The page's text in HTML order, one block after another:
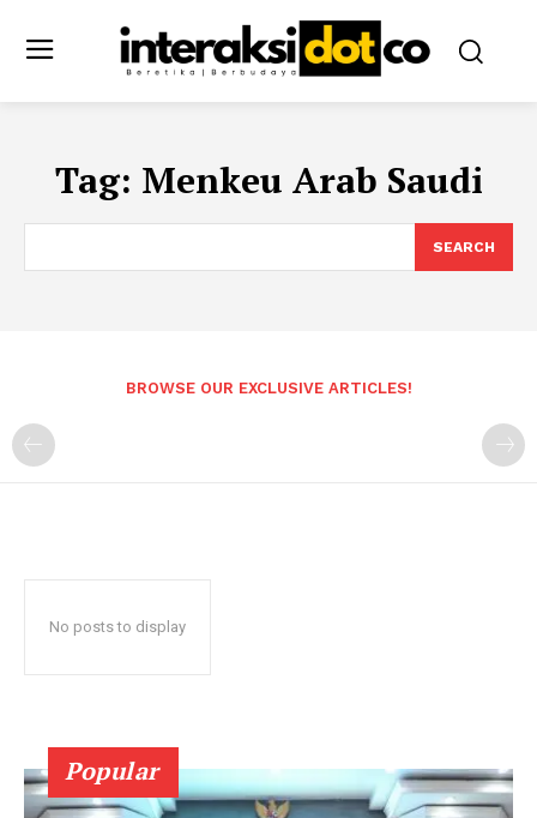
Tag: Menkeu Arab Saudi
SEARCH
BROWSE OUR EXCLUSIVE ARTICLES!
No posts to display
Popular